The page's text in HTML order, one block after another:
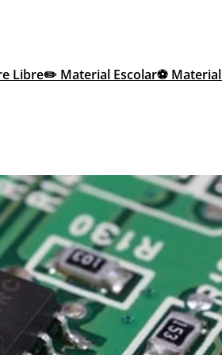
Libre✏️ Material Escolar⚽